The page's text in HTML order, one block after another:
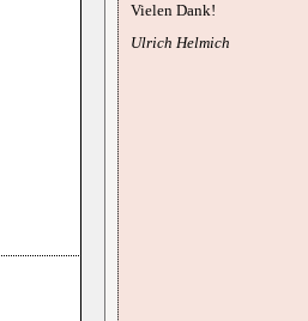
Vielen Dank!
Ulrich Helmich